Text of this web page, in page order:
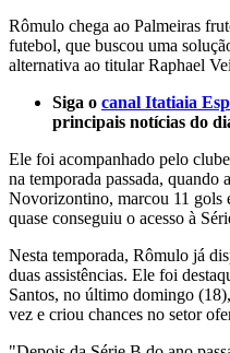
Rômulo chega ao Palmeiras
futebol, que buscou uma
alternativa ao titular Raphael
Siga o canal Itatiaia
principais notícias do
Ele foi acompanhado pelo
na temporada passada, quando
Novorizontino, marcou 11 gols
quase conseguiu o acesso à
Nesta temporada, Rômulo já
duas assistências. Ele foi
Santos, no último domingo
vez e criou chances no setor